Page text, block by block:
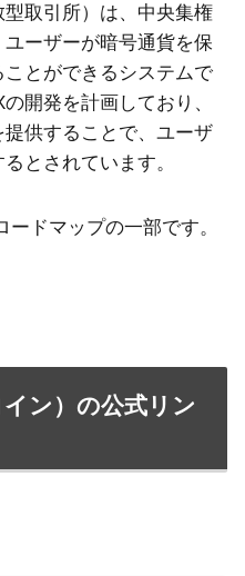
取引所）は、中央集権
ーザーが暗号通貨を保
とができるシステムで
開発を計画しており、
供することで、ユーザ
とされています。
ドマップの一部です。
ン）の公式リン